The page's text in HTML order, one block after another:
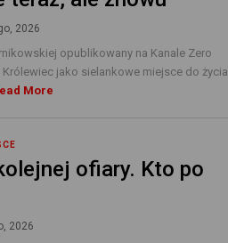
2026
opublikowany na Kanale Zero
jako sielankowe miejsce do życia
More
ofiary. Kto po
2026